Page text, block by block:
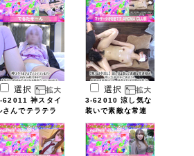
選択
62011 神スタイ
さんでテラテラ
選択
3-62010 涼し気な
装いで素敵な常連